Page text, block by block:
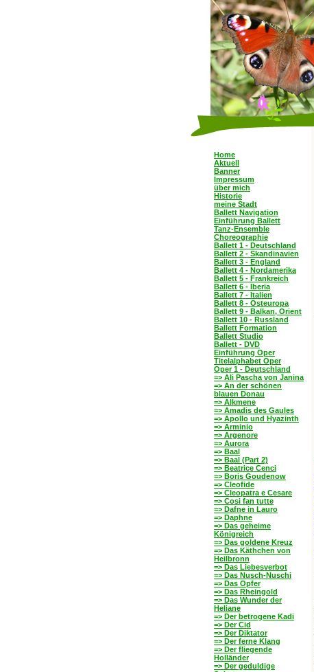
Home
Aktuell
Banner
Impressum
über mich
Historie
meine Stadt
Ballett Navigation
Einführung Ballett
Tanz-Ensemble
Choreographie
Ballett 1 - Deutschland
Ballett 2 - Skandinavien
Ballett 3 - England
Ballett 4 - Nordamerika
Ballett 5 - Frankreich
Ballett 6 - Iberia
Ballett 7 - Italien
Ballett 8 - Osteuropa
Ballett 9 - Balkan, Orient
Ballett 10 - Russland
Ballett Formation
Ballett Studio
Ballett - DVD
Einführung Oper
Titelalphabet Oper
Oper 1 - Deutschland
=> Ali Pascha von Janina
=> An der schönen
blauen Donau
=> Alkmene
=> Amadis des Gaules
=> Apollo und Hyazinth
=> Arminio
=> Argenore
=> Aurora
=> Baal
=> Baal (Part 2)
=> Beatrice Cenci
=> Boris Goudenow
=> Cleofide
=> Cleopatra e Cesare
=> Cosi fan tutte
=> Dafne in Lauro
=> Daphne
=> Das geheime
Königreich
=> Das goldene Kreuz
=> Das Käthchen von
Heilbronn
=> Das Liebesverbot
=> Das Nusch-Nuschi
=> Das Opfer
=> Das Rheingold
=> Das Wunder der
Heliane
=> Der betrogene Kadi
=> Der Cid
=> Der Diktator
=> Der ferne Klang
=> Der fliegende
Holländer
=> Der geduldige